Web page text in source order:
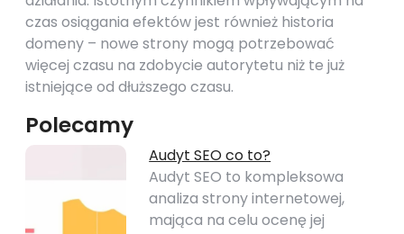
czas osiągania efektów jest również historia
domeny – nowe strony mogą potrzebować
więcej czasu na zdobycie autorytetu niż te już
istniejące od dłuższego czasu.
Polecamy
Audyt SEO co to?
Audyt SEO to kompleksowa
analiza strony internetowej,
mająca na celu ocenę jej